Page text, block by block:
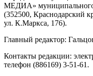
МЕДИА» муниципального
(352500, Краснодарский
ул. К.Маркса, 176).
Главный редактор:
Контакты редакции:
телефон (886169) 3-51-61.